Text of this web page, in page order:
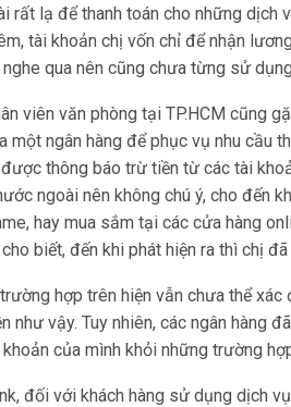
rất lạ để thanh toán cho những dịch
tài khoản chị vốn chỉ để nhận
qua nên cũng chưa từng sử
viên văn phòng tại TP.HCM cũng
một ngân hàng để phục vụ nhu cầu
thông báo trừ tiền từ các tài
ngoài nên không chú ý, cho đến
hay mua sắm tại các cửa hàng
biết, đến khi phát hiện ra thì chị
hợp trên hiện vẫn chưa thể
như vậy. Tuy nhiên, các ngân hàng
của mình khỏi những trường
đối với khách hàng sử dụng dịch